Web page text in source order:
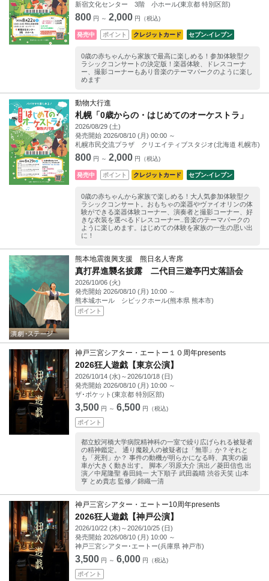
新宿文化センター 3階 小ホール(東京都 特別区部)
800 円 ～ 2,000 円（税込)
発売中 ポイント クレジットカード セブン‐イレブン
0歳の赤ちゃんから家族で最高に楽しめる！参加体験型ク
ラシックコンサートの決定版！楽器体験、ドレスコーナ
ー、撮影コーナーもあり音楽のテーマパークのように楽し
めます
動物大行進
札幌「0歳からの・はじめてのオーケストラ」
2026/08/29 (土)
発売開始 2026/08/10 (月) 00:00 ～
札幌市民交流プラザ クリエイティブスタジオ(北海道 札幌市)
800 円 ～ 2,000 円（税込)
発売中 ポイント クレジットカード セブン‐イレブン
0歳の赤ちゃんから家族で楽しめる！大人気参加体験型ク
ラシックコンサート。おもちゃの楽器やヴァイオリンの体
験ができる楽器体験コーナー、演奏者と撮影コーナー、好
きな衣装を選べるドレスコーナー..音楽のテーマパークの
ように楽しめます。はじめての体験を家族の一生の思い出
に！
熊本地震復興支援 熊日名人寄席
真打昇進襲名披露 二代目三遊亭円丈落語会
2026/10/06 (火)
発売開始 2026/08/10 (月) 10:00 ～
熊本城ホール シビックホール(熊本県 熊本市)
ポイント
神戸三宮シアター・エートー１０周年presents
2026狂人遊戯【東京公演】
2026/10/14 (水)～2026/10/18 (日)
発売開始 2026/08/10 (月) 10:00 ～
ザ･ポケット(東京都 特別区部)
3,500 円 ～ 6,500 円（税込)
ポイント
都立鮫河橋大学病院精神科の一室で繰り広げられる被疑者
の精神鑑定。 通り魔殺人の被疑者は「無罪」か？それと
も「死刑」か？ 事件の動機が明らかになる時、真実の歯
車が大きく動き出す。 脚本／羽原大介 演出／菱田信也 出
演／中尾隆聖 春田純一 大下順子 武田義晴 渋谷天笑 山本
亨 とめ貴志 監修／錦織一清
神戸三宮シアター・エートー10周年presents
2026狂人遊戯【神戸公演】
2026/10/22 (木)～2026/10/25 (日)
発売開始 2026/08/10 (月) 10:00 ～
神戸三宮シアター･エートー(兵庫県 神戸市)
3,500 円 ～ 6,000 円（税込)
ポイント